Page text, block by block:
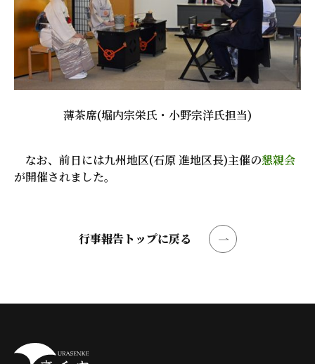
薄茶席(堀内宗栄氏・小野宗洋氏担当)
なお、前日には九州地区(石原 進地区長)主催の懇親会
が開催されました。
行事報告トップに戻る